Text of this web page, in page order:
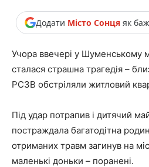
Додати Місто Сонцяяк
Учора ввечері у Шуменському
сталася страшна трагедія –
РСЗВ обстріляли житловий
Під удар потрапив і дитячий
постраждала багатодітна
отриманих травм загинув на
маленькі доньки – поранені.